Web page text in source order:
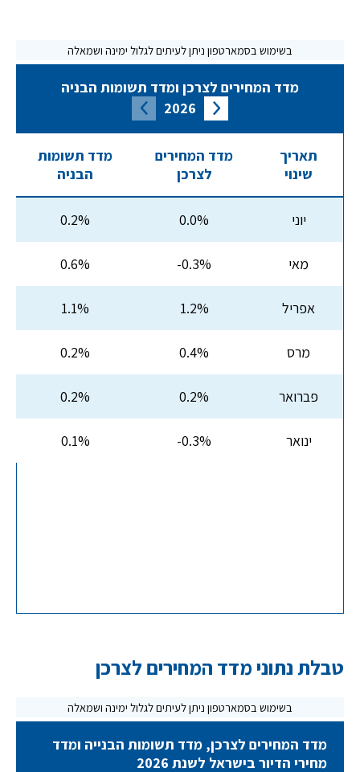
מדד המחירים לצרכן ומדד תשומות הבניה
2026
תאריך
שינוי
מדד המחירים
לצרכן
מדד תשומות
הבניה
יוני 0.0%
0.2%
מאי -0.3%
0.6%
אפריל 1.2%
1.1%
מרס 0.4%
0.2%
פברואר 0.2%
0.2%
ינואר -0.3%
0.1%
טבלת נתוני מדד המחירים לצרכן
מדד המחירים לצרכן, מדד תשומות הבנייה ומדד
מחירי הדיור בישראל לשנת 2026